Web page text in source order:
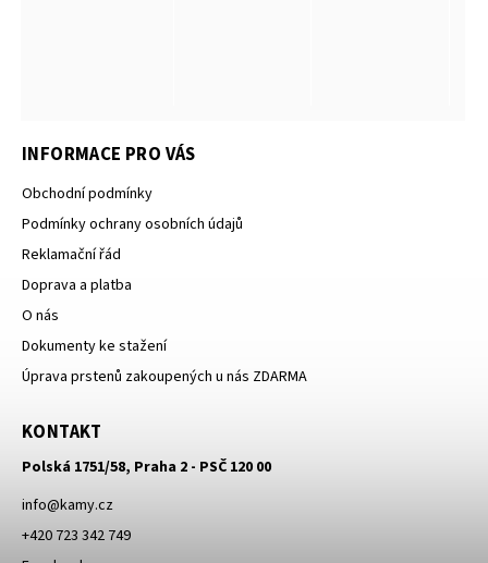
INFORMACE PRO VÁS
Obchodní podmínky
Podmínky ochrany osobních údajů
Reklamační řád
Doprava a platba
O nás
Dokumenty ke stažení
Úprava prstenů zakoupených u nás ZDARMA
KONTAKT
Polská 1751/58, Praha 2 - PSČ 120 00
info@kamy.cz
+420 723 342 749